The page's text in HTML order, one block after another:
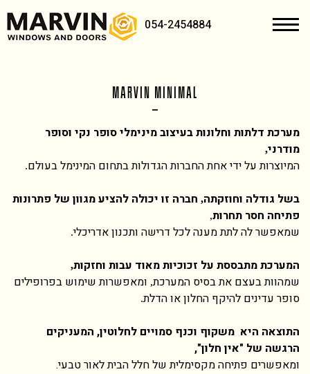
054-2454884
MARVIN MINIMAL
מערכת דלתות וחלונות בעיצוב מינימליסופר נקי וסופר
מודרני,
המיוצרות על ידי אחת החברות הגדולות בתחום המינימל בעולם.
בשל גודלה וחוזקתה, חברה זו יכולה להציע מגוון של פתרונות
פתיחה חסר תחרות,
שמאפשר לה לתת מענה לכל דרישה ותכנון אדריכלי.
המערכת מתבססת על זכוכיות מאוד עבות וחזקות,
שמהוות בעצם את בסיס המערכת, ומאפשרות שימוש בפרופילים
סופר עדינים להיקף החלון או הדלת.
התוצאה היא משקוף וכנף סמויים לחלוטין, המעניקים
הרגשה של "אין חלון",
ומאפשרים פתיחה מקסימלית של חלל הבית לאור טבעי.